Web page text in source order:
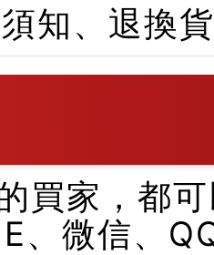
知、退換
買家，都
、微信、